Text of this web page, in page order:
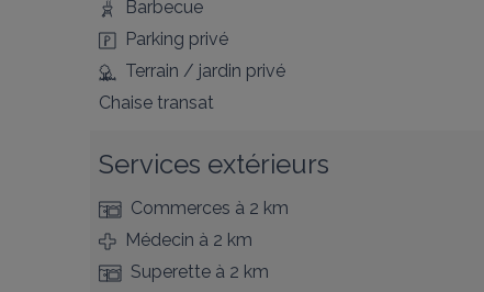
Barbecue
Parking privé
Terrain / jardin privé
Chaise transat
Services extérieurs
Commerces à 2 km
Médecin à 2 km
Superette à 2 km